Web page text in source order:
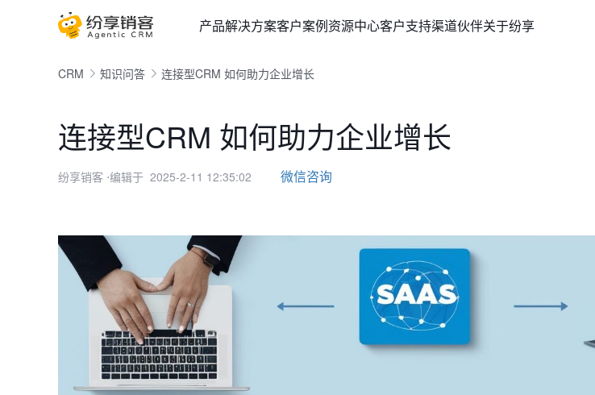
产品解决方案客户案例资源中心客户支持渠道伙伴关于纷享
CRM 知识问答 连接型CRM 如何助力企业增长
连接型CRM 如何助力企业增长
纷享销客 ⋅编辑于 2025-2-11 12:35:02 微信咨询